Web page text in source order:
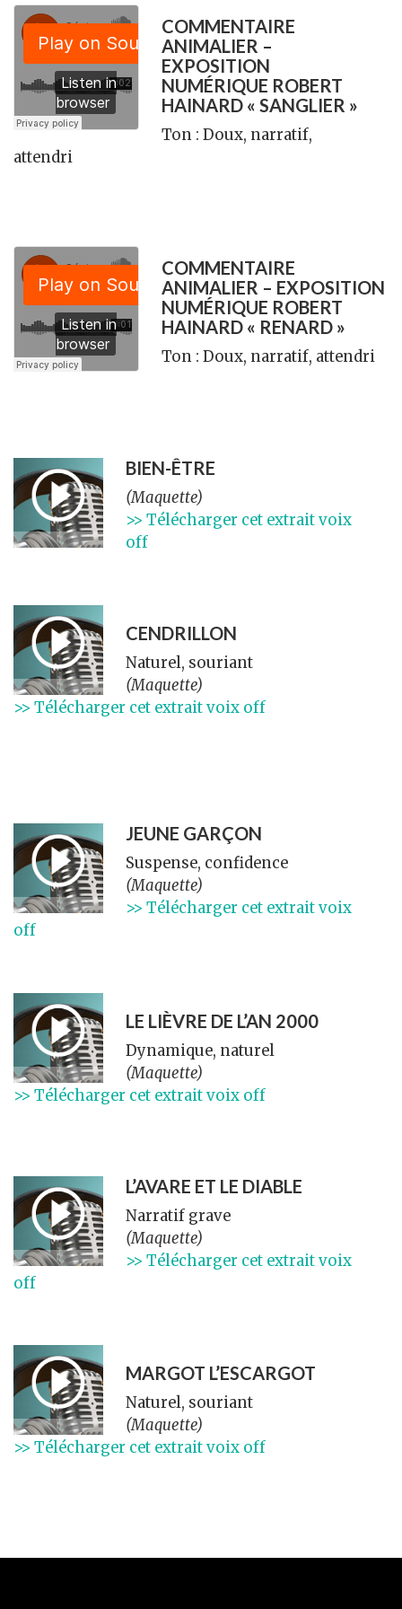
COMMENTAIRE
ANIMALIER –
EXPOSITION
NUMÉRIQUE ROBERT
HAINARD « SANGLIER »
Ton : Doux, narratif,
attendri
COMMENTAIRE
ANIMALIER – EXPOSITION
NUMÉRIQUE ROBERT
HAINARD « RENARD »
Ton : Doux, narratif, attendri
BIEN-ÊTRE
(Maquette)
>> Télécharger cet extrait voix
off
CENDRILLON
Naturel, souriant
(Maquette)
>> Télécharger cet extrait voix off
JEUNE GARÇON
Suspense, confidence
(Maquette)
>> Télécharger cet extrait voix
off
LE LIÈVRE DE L’AN 2000
Dynamique, naturel
(Maquette)
>> Télécharger cet extrait voix off
L’AVARE ET LE DIABLE
Narratif grave
(Maquette)
>> Télécharger cet extrait voix
off
MARGOT L’ESCARGOT
Naturel, souriant
(Maquette)
>> Télécharger cet extrait voix off